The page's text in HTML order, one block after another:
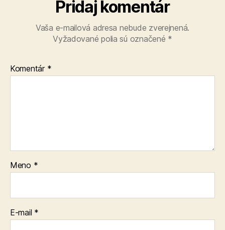
Pridaj komentár
Vaša e-mailová adresa nebude zverejnená.
Vyžadované polia sú označené *
Komentár *
Meno *
E-mail *